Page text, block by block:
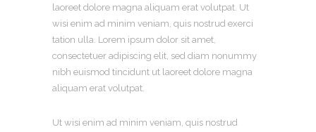
laoreet dolore magna aliquam erat volutpat. Ut
wisi enim ad minim veniam, quis nostrud exerci
tation ulla. Lorem ipsum dolor sit amet,
consectetuer adipiscing elit, sed diam nonummy
nibh euismod tincidunt ut laoreet dolore magna
aliquam erat volutpat.
Ut wisi enim ad minim veniam, quis nostrud